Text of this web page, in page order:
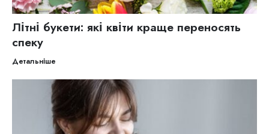
Літні букети: які квіти краще переносять
спеку
Детальніше